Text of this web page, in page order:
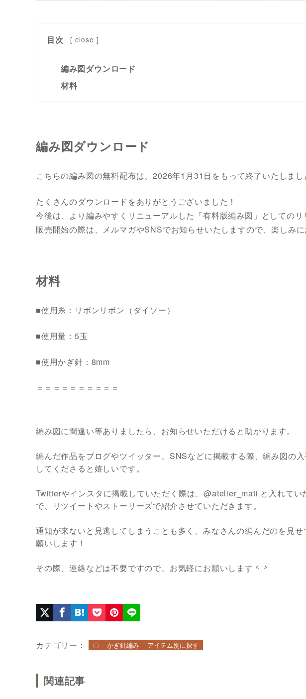
目次 [ close ]
編み図ダウンロード
材料
編み図ダウンロード
こちらの編み図の無料配布は、2026年1月31日をもって終了いたしまし
たくさんのダウンロードをありがとうございました！
今後は、より編みやすくリニューアルした「有料版編み図」としてのリ
販売開始の際は、メルマガやSNSでお知らせいたしますので、楽しみに
材料
■使用糸：リボンリボン（ダイソー）
■使用量：5玉
■使用かぎ針：8mm
＝＝＝＝＝＝＝＝＝＝
編み図に間違い等ありましたら、お知らせいただけると助かります。
編んだ作品をブログやツイッター、SNSなどに掲載する際、編み図の
してくださると嬉しいです。
Twitterやインスタに掲載していただく際は、@atelier_mati と入れてい
で、リツイートやストーリーズで紹介させていただきます。
通知が来ないと見逃してしまうことも多く、みなさんの編んだのを見
願いします！
その際、連絡などは不要ですので、お気軽にお願いします＾＾
カテゴリー： 〇 かぎ針編み アイテム別に探す
関連記事